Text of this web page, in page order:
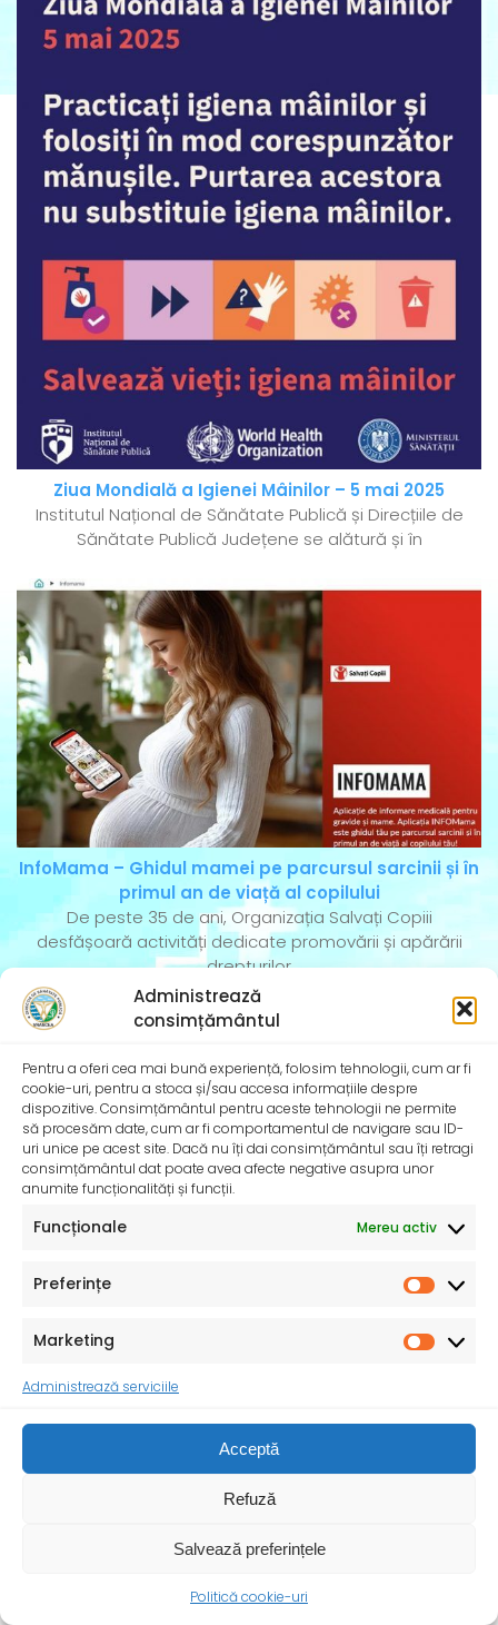
Administrează
consimțământul
Pentru a oferi cea mai bună experiență, folosim tehnologii, cum ar fi
cookie-uri, pentru a stoca și/sau accesa informațiile despre
dispozitive. Consimțământul pentru aceste tehnologii ne permite
să procesăm date, cum ar fi comportamentul de navigare sau ID-
uri unice pe acest site. Dacă nu îți dai consimțământul sau îți retragi
consimțământul dat poate avea afecte negative asupra unor
anumite funcționalități și funcții.
Funcționale Mereu activ
Preferințe
Marketing
Administrează serviciile
Acceptă
Refuză
Salvează preferințele
Politică cookie-uri
Ziua Mondială a Igienei Mâinilor – 5 mai 2025
Institutul Național de Sănătate Publică și Direcțiile de
Sănătate Publică Județene se alătură și în
InfoMama – Ghidul mamei pe parcursul sarcinii și în
primul an de viață al copilului
De peste 35 de ani, Organizația Salvați Copiii
desfășoară activități dedicate promovării și apărării
drepturilor
Sănătatea mamei și copilului – o prioritate pentru un
viitor durabil ! Cu ocazia Zilei